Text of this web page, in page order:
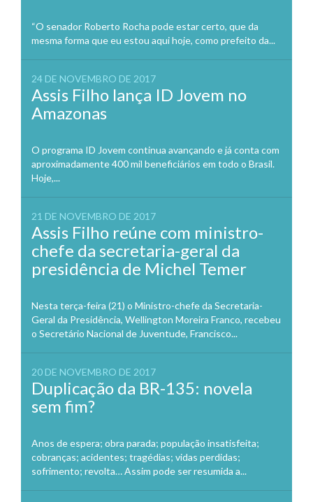
“O senador Roberto Rocha pode estar certo, que da
mesma forma que eu estou aqui hoje, como prefeito da...
24 DE NOVEMBRO DE 2017
Assis Filho lança ID Jovem no
Amazonas
O programa ID Jovem continua avançando e já conta com
aproximadamente 400 mil beneficiários em todo o Brasil.
Hoje,...
21 DE NOVEMBRO DE 2017
Assis Filho reúne com ministro-
chefe da secretaria-geral da
presidência de Michel Temer
Nesta terça-feira (21) o Ministro-chefe da Secretaria-
Geral da Presidência, Wellington Moreira Franco, recebeu
o Secretário Nacional de Juventude, Francisco...
20 DE NOVEMBRO DE 2017
Duplicação da BR-135: novela
sem fim?
Anos de espera; obra parada; população insatisfeita;
cobranças; acidentes; tragédias; vidas perdidas;
sofrimento; revolta… Assim pode ser resumida a...